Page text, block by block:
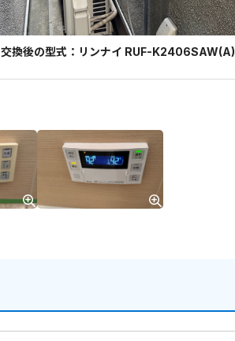
交換後の型式：リンナイ RUF-K2406SAW(A)